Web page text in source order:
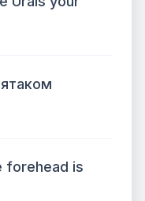
forehead is